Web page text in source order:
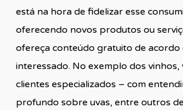
está na hora de fidelizar esse
oferecendo novos produtos ou
ofereça conteúdo gratuito de acordo
interessado. No exemplo dos vinhos,
clientes especializados – com
profundo sobre uvas, entre outros